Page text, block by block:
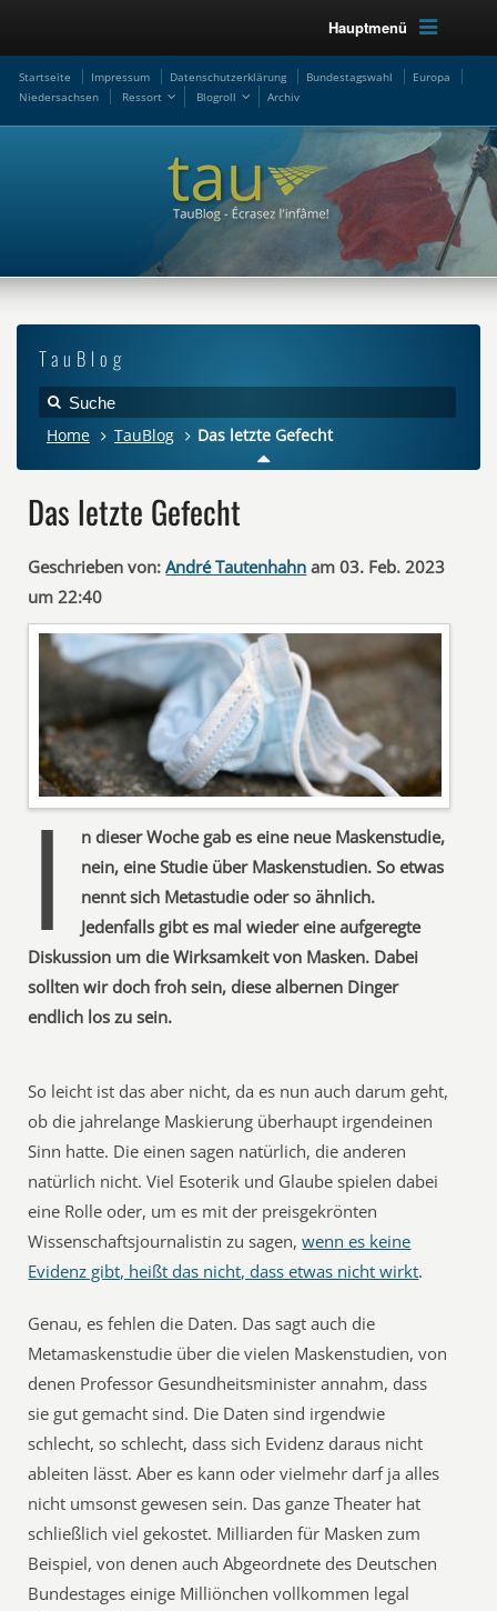
Hauptmenü
Startseite Impressum Datenschutzerklärung Bundestagswahl
Europa
Niedersachsen
Ressort Blogroll Archiv
TauBlog
Home TauBlog Das letzte Gefecht
Das letzte Gefecht
Geschrieben von: André Tautenhahn am 03. Feb. 2023
um 22:40
I
n dieser Woche gab es eine neue Maskenstudie,
nein, eine Studie über Maskenstudien. So etwas
nennt sich Metastudie oder so ähnlich.
Jedenfalls gibt es mal wieder eine aufgeregte
Diskussion um die Wirksamkeit von Masken. Dabei
sollten wir doch froh sein, diese albernen Dinger
endlich los zu sein.
So leicht ist das aber nicht, da es nun auch darum geht,
ob die jahrelange Maskierung überhaupt irgendeinen
Sinn hatte. Die einen sagen natürlich, die anderen
natürlich nicht. Viel Esoterik und Glaube spielen dabei
eine Rolle oder, um es mit der preisgekrönten
Wissenschaftsjournalistin zu sagen,wenn es keine
Evidenz gibt, heißt das nicht, dass etwas nicht wirkt.
Genau, es fehlen die Daten. Das sagt auch die
Metamaskenstudie über die vielen Maskenstudien, von
denen Professor Gesundheitsminister annahm, dass
sie gut gemacht sind. Die Daten sind irgendwie
schlecht, so schlecht, dass sich Evidenz daraus nicht
ableiten lässt. Aber es kann oder vielmehr darf ja alles
nicht umsonst gewesen sein. Das ganze Theater hat
schließlich viel gekostet. Milliarden für Masken zum
Beispiel, von denen auch Abgeordnete des Deutschen
Bundestages einige Milliönchen vollkommen legal